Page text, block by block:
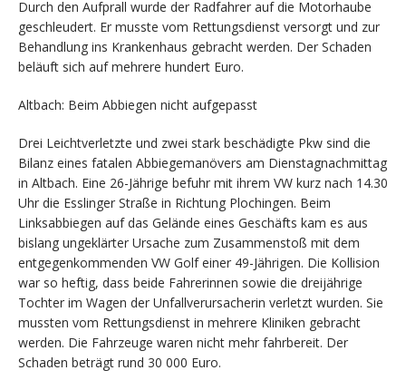
Durch den Aufprall wurde der Radfahrer auf die Motorhaube
geschleudert. Er musste vom Rettungsdienst versorgt und zur
Behandlung ins Krankenhaus gebracht werden. Der Schaden
beläuft sich auf mehrere hundert Euro.
Altbach: Beim Abbiegen nicht aufgepasst
Drei Leichtverletzte und zwei stark beschädigte Pkw sind die
Bilanz eines fatalen Abbiegemanövers am Dienstagnachmittag
in Altbach. Eine 26-Jährige befuhr mit ihrem VW kurz nach 14.30
Uhr die Esslinger Straße in Richtung Plochingen. Beim
Linksabbiegen auf das Gelände eines Geschäfts kam es aus
bislang ungeklärter Ursache zum Zusammenstoß mit dem
entgegenkommenden VW Golf einer 49-Jährigen. Die Kollision
war so heftig, dass beide Fahrerinnen sowie die dreijährige
Tochter im Wagen der Unfallverursacherin verletzt wurden. Sie
mussten vom Rettungsdienst in mehrere Kliniken gebracht
werden. Die Fahrzeuge waren nicht mehr fahrbereit. Der
Schaden beträgt rund 30 000 Euro.